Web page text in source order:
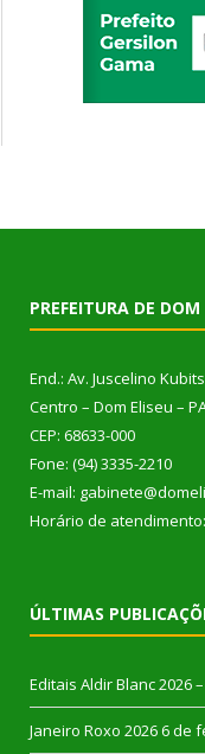
PREFEITURA DE DOM
End.: Av. Juscelino
Centro – Dom Eliseu –
CEP: 68633-000
Fone: (94) 3335-2210
E-mail:
Horário de
ÚLTIMAS
Editais Aldir Blanc 2026 –
Janeiro Roxo 2026 6 de